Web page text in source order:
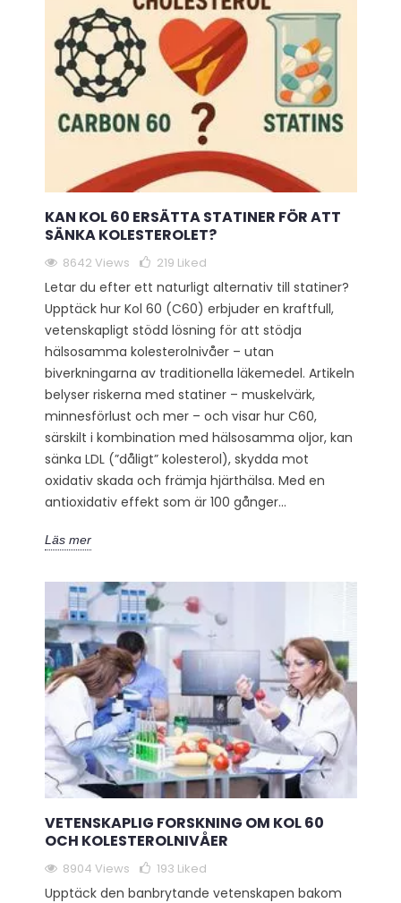
KAN KOL 60 ERSÄTTA STATINER FÖR ATT
SÄNKA KOLESTEROLET?
8642 Views 219 Liked
Letar du efter ett naturligt alternativ till statiner?
Upptäck hur Kol 60 (C60) erbjuder en kraftfull,
vetenskapligt stödd lösning för att stödja
hälsosamma kolesterolnivåer – utan
biverkningarna av traditionella läkemedel. Artikeln
belyser riskerna med statiner – muskelvärk,
minnesförlust och mer – och visar hur C60,
särskilt i kombination med hälsosamma oljor, kan
sänka LDL (”dåligt” kolesterol), skydda mot
oxidativ skada och främja hjärthälsa. Med en
antioxidativ effekt som är 100 gånger...
Läs mer
VETENSKAPLIG FORSKNING OM KOL 60
OCH KOLESTEROLNIVÅER
8904 Views 193 Liked
Upptäck den banbrytande vetenskapen bakom